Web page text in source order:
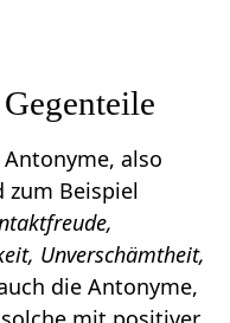
also
zum Beispiel
Unverschämtheit,
die Antonyme,